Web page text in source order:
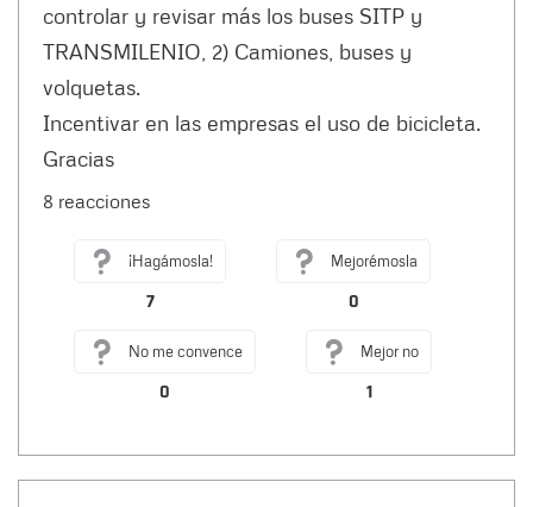
controlar y revisar más los buses SITP y
TRANSMILENIO, 2) Camiones, buses y
volquetas.
Incentivar en las empresas el uso de bicicleta.
Gracias
8 reacciones
¡Hagámosla!
7
Mejorémosla
0
No me convence
0
Mejor no
1